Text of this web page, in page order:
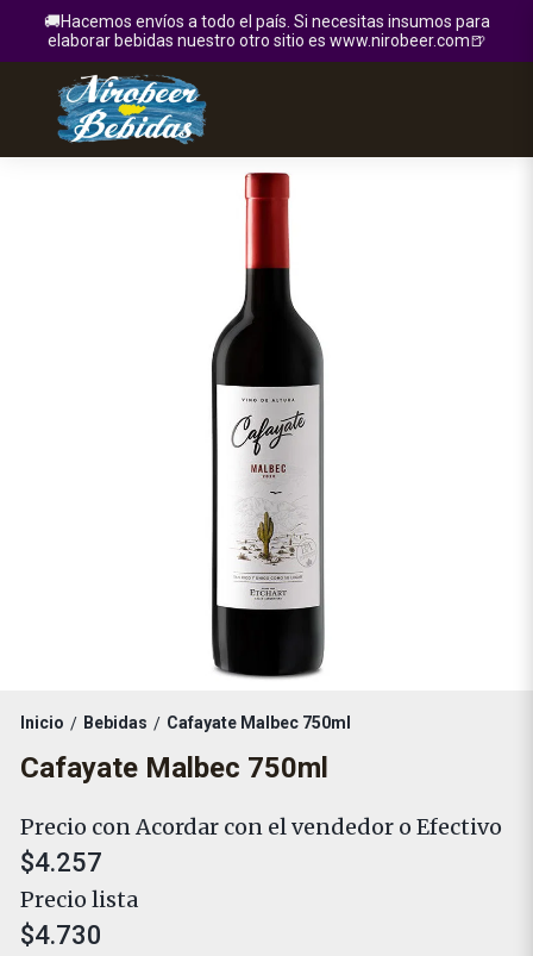
🚚Hacemos envíos a todo el país. Si necesitas insumos para
elaborar bebidas nuestro otro sitio es www.nirobeer.com🍺
Inicio / Bebidas / Cafayate Malbec 750ml
Cafayate Malbec 750ml
Precio con Acordar con el vendedor o Efectivo
$4.257
Precio lista
$4.730